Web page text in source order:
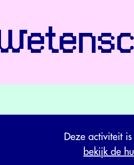
Deze activiteit
bekijk de